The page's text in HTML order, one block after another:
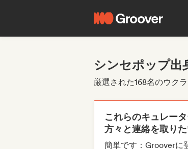
シンセポップ出
厳選された168名のウク
これらのキュレー
方々と連絡を取り
簡単です：Grooverに